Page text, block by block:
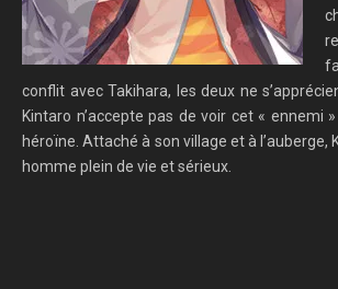
conflit avec Takihara, les deux ne
Kintaro n’accepte pas de voir cet « ennemi
héroïne. Attaché à son village et à l’auberge,
homme plein de vie et sérieux.